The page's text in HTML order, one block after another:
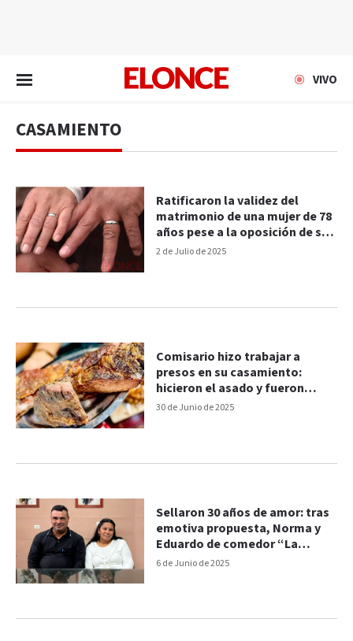
VIVO
CASAMIENTO
2 de Julio de 2025
Ratificaron la validez del
matrimonio de una mujer de 78
años pese a la oposición de sus
hijos
30 de Junio de 2025
Comisario hizo trabajar a
presos en su casamiento:
hicieron el asado y fueron
mozos
6 de Junio de 2025
Sellaron 30 años de amor: tras
emotiva propuesta, Norma y
Eduardo de comedor “La
Nelly” se casaron